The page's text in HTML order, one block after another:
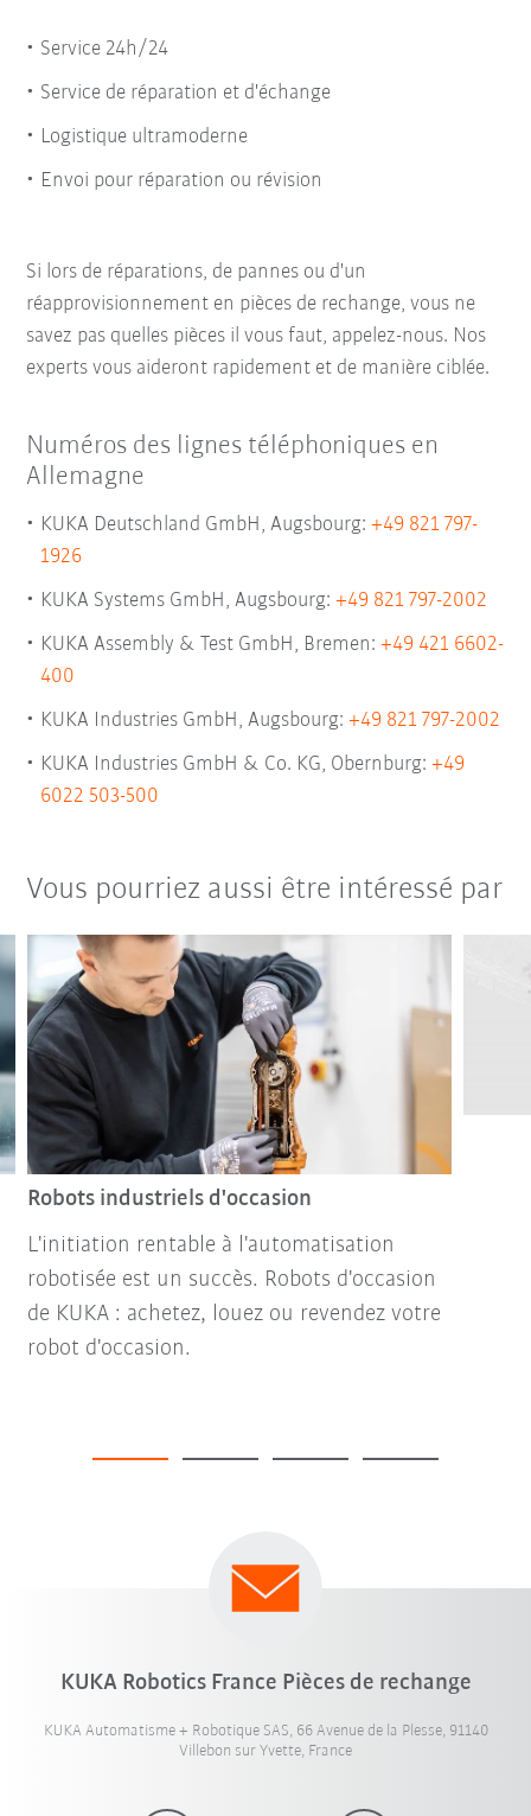
Service 24h/24
Service de réparation et d'échange
Logistique ultramoderne
Envoi pour réparation ou révision
Si lors de réparations, de pannes ou d'un
réapprovisionnement en pièces de rechange, vous ne
savez pas quelles pièces il vous faut, appelez-nous. Nos
experts vous aideront rapidement et de manière ciblée.
Numéros des lignes téléphoniques en
Allemagne
KUKA Deutschland GmbH, Augsbourg:+49 821 797-
1926
KUKA Systems GmbH, Augsbourg:+49 821 797-2002
KUKA Assembly & Test GmbH, Bremen:+49 421 6602-
400
KUKA Industries GmbH, Augsbourg:+49 821 797-2002
KUKA Industries GmbH & Co. KG, Obernburg:+49
6022 503-500
Vous pourriez aussi être intéressé par
Robots industriels d'occasion
L'initiation rentable à l'automatisation
robotisée est un succès. Robots d'occasion
de KUKA : achetez, louez ou revendez votre
robot d'occasion.
KUKA Robotics France Pièces de rechange
KUKA Automatisme + Robotique SAS, 66 Avenue de la Plesse, 91140
Villebon sur Yvette, France